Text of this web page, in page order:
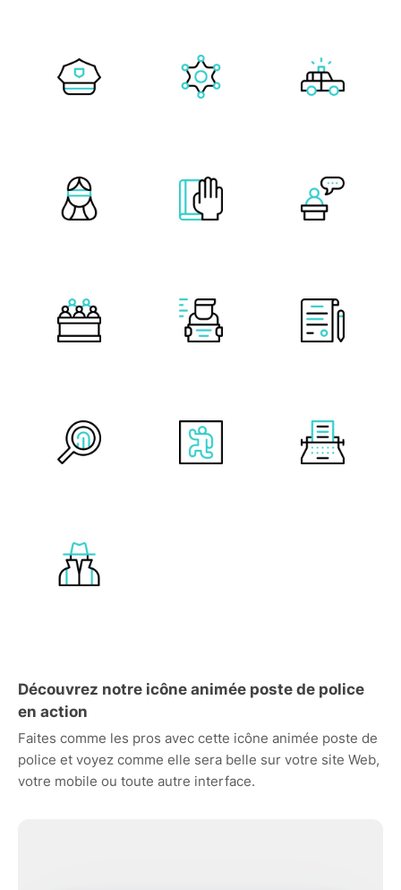
Découvrez notre icône animée poste de police
en action
Faites comme les pros avec cette icône animée poste de
police et voyez comme elle sera belle sur votre site Web,
votre mobile ou toute autre interface.